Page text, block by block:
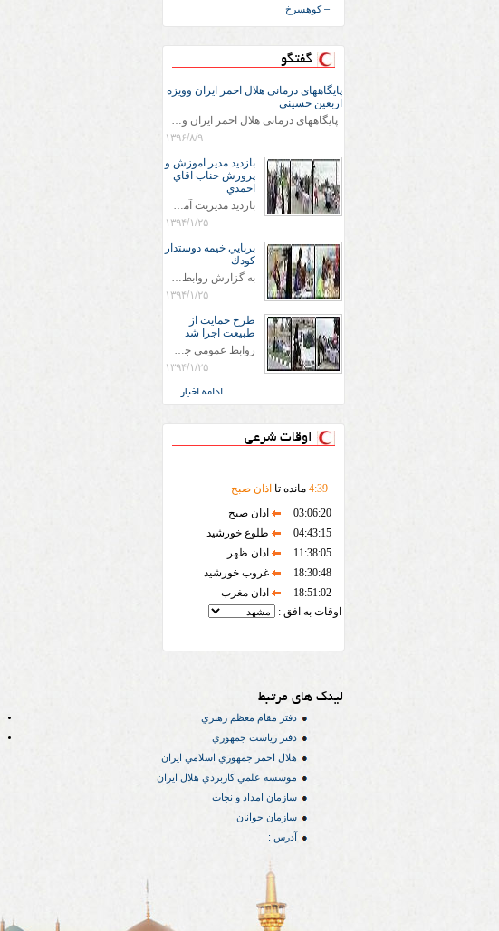
– کوهسرخ
گفتگو
پایگاههای درمانی هلال احمر ایران وویزه
اربعین حسینی
پایگاههای درمانی هلال احمر ایران وویزه اربعین حسینی
۱۳۹۶/۸/۹
بازديد مدير اموزش و
پرورش جناب اقاي
احمدي
بازديد مديريت آموزش و پروش جناب اقاي احمدي به همراه اعضاي ستاد اسكان آموزش و پروش شهرستان سرخس در ساعت 11:30 در مورخه 11/1/1394 صورت گرفت و مسئولین با حضور در پست مسافرين نوروزی كه جمعیت هلال احمر شهرستان از نزدیک در جریان روند اجرای طرح های قرار گرفتند .
۱۳۹۴/۱/۲۵
برپايي خيمه دوستدار
كودك
به گزارش روابط عمومي جمعيت هلال احمر شهرستان سرخس علاوه بر اجرای خدمات امدادی، راهنمایی های گردشگری و موقعیت های جغرافیایی و برپایی چادرهای سلامت به منظور سنجش رایگان فشار و قندخون مسافران، ، خيمه هايي.با عنوان دوستدار کودک تجهیزشده که دراین فضا کودکان مراجعه کننده از طریق نقاشی و سایر هنرهای تجسمی با مفاهیم جمعیت هلال احمر و اصول هفتگانه آن آشنا می شوند. به دليل حضور چشم گير كودكان و خانواده ها سعی شده در قالب های متناسب با سنین کودکان مراجعه کنند
۱۳۹۴/۱/۲۵
طرح حمايت از
طبيعت اجرا شد
روابط عمومي جمعيت هلال احمر سرخس جمعيت هلال احمر سرخس در روز طبيعت جوانان جمعيت هلال احمر سرخس در راستاي حفاظت و حمايت از محيط زيست با انگيزه داشتن طبيعت زيبا و بدون زباله و جهت فرهنگ سازي طرح حمايت از طبيعت را اجرا نمودند. اين طرح با رويكرد حمايتي و اموزشي در خصوص اشتي باطبيعت اجرا شد و در اين طرح 700 عدد كيسه زباله وبروشور در خروجي هاي شهر بين همشهريان و مسافرين نوروزي توزيع گرديد و در راه بازگشت كيسه هاي زباله توسط همشهريان به مامورين محترم شهرداري مستقر در ورودي شهر
۱۳۹۴/۱/۲۵
ادامه اخبار ...
اوقات شرعی
4:39 مانده تا اذان صبح
03:06:20
اذان صبح
04:43:15
طلوع خورشید
11:38:05
اذان ظهر
18:30:48
غروب خورشید
18:51:02
اذان مغرب
اوقات به افق :
لینک های مرتبط
دفتر مقام معظم رهبري
دفتر رياست جمهوري
هلال احمر جمهوري اسلامي ايران
موسسه علمي كاربردي هلال ایران
سازمان امداد و نجات
سازمان جوانان
آدرس :